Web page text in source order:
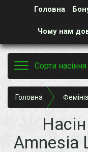
Головна
Чому нам
Toggle
navigation
Сорти насіння
Головна
Amnesia